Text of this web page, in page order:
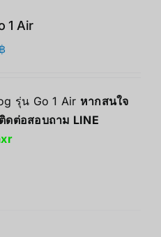
1 Air
฿
รุ่น Go 1 Air หากสนใจ
ดต่อสอบถาม LINE